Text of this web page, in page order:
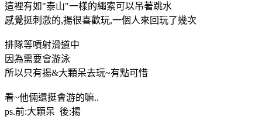
這裡有如"泰山"一樣的繩索可以吊著跳水
感覺挺刺激的,揚很喜歡玩,一個人來回玩了幾次
排隊等噴射滑道中
因為需要會游泳
所以只有揚&大顆呆去玩~有點可惜
看~他倆還挺會游的嘛..
ps.前:大顆呆 後:揚